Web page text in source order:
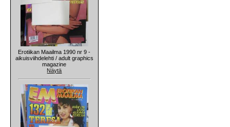
Erotiikan Maailma 1990 nr 9 -
aikuisviihdelehti / adult graphics
magazine
Näytä